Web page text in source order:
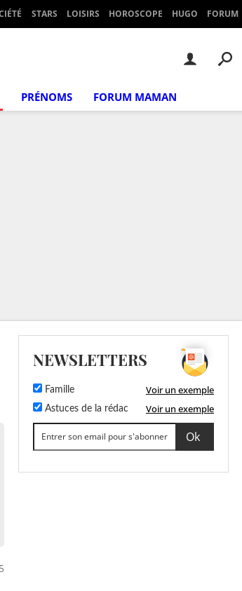
STARS LOISIRS HOROSCOPE HUGO FORUM
PRÉNOMS FORUM MAMAN
NEWSLETTERS
Famille Voir un exemple
Astuces de la rédac Voir un exemple